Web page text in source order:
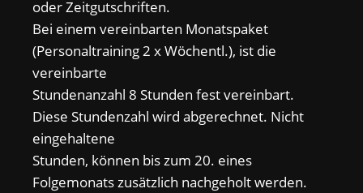
oder Zeitgutschriften.
Bei einem vereinbarten Monatspaket
(Personaltraining 2 x Wöchentl.), ist die
vereinbarte
Stundenanzahl 8 Stunden fest vereinbart.
Diese Stundenzahl wird abgerechnet. Nicht
eingehaltene
Stunden, können bis zum 20. eines
Folgemonats zusätzlich nachgeholt werden.